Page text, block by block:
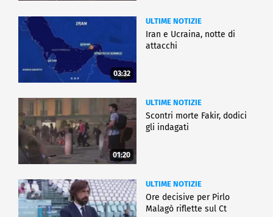
03:32
ULTIME NOTIZIE
Iran e Ucraina, notte di
attacchi
01:20
ULTIME NOTIZIE
Scontri morte Fakir, dodici
gli indagati
ULTIME NOTIZIE
Ore decisive per Pirlo
Malagò riflette sul Ct